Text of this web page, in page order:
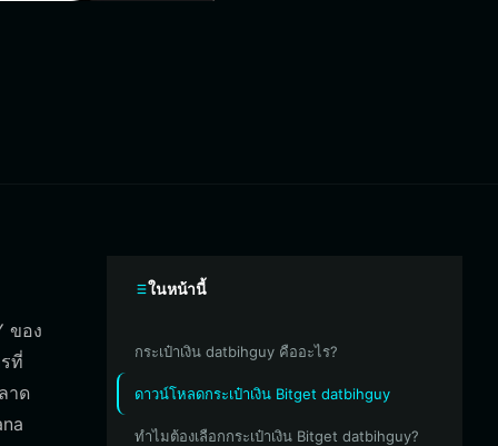
ของ
ที่
าด
ในหน้านี้
กระเป๋าเงิน datbihguy คืออะไร?
ดาวน์โหลดกระเป๋าเงิน Bitget datbihguy
ทำไมต้องเลือกกระเป๋าเงิน Bitget datbihguy?